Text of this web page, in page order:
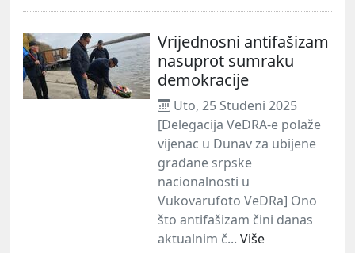
Vrijednosni antifašizam
nasuprot sumraku
demokracije
Uto, 25 Studeni 2025
[Delegacija VeDRA-e polaže
vijenac u Dunav za ubijene
građane srpske
nacionalnosti u
Vukovarufoto VeDRa] Ono
što antifašizam čini danas
aktualnim č... Više